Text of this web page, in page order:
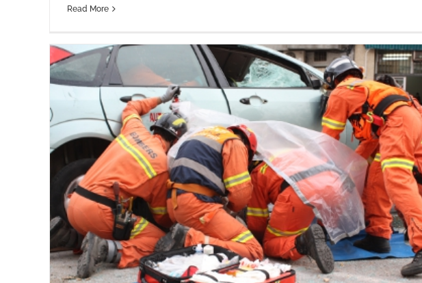
Read More